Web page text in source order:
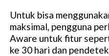
Untuk bisa
maksimal, pengguna
Aware untuk fitur
ke 30 hari dan